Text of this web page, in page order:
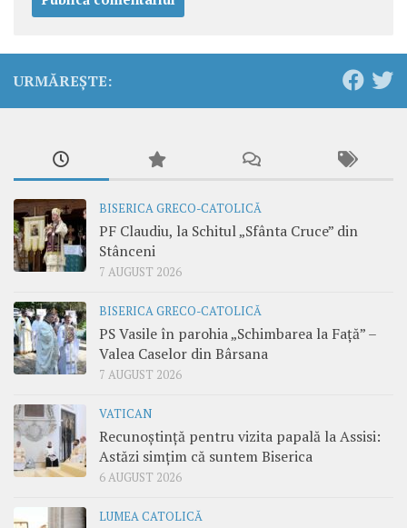
URMĂREȘTE:
BISERICA GRECO-CATOLICĂ
PF Claudiu, la Schitul „Sfânta Cruce” din
Stânceni
7 AUGUST 2026
BISERICA GRECO-CATOLICĂ
PS Vasile în parohia „Schimbarea la Față” –
Valea Caselor din Bârsana
7 AUGUST 2026
VATICAN
Recunoștință pentru vizita papală la Assisi:
Astăzi simțim că suntem Biserica
6 AUGUST 2026
LUMEA CATOLICĂ